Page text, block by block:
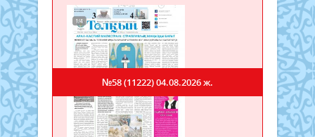
№58 (11222)04.08.2026 ж.